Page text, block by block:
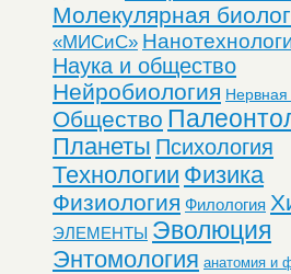
Молекулярная
«МИСиС»
Наука и общество
Нейробиология Нервная
Общество
Планеты Психология
Технологии Физика
Физиология Филология
ЭЛЕМЕНТЫ Эволюция
Энтомология анатомия и